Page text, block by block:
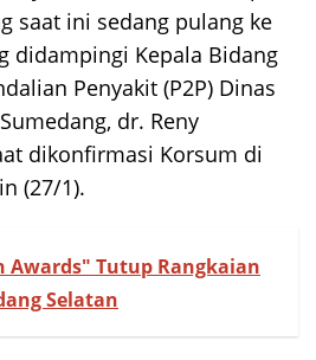
saat ini sedang pulang ke
didampingi Kepala Bidang
Penyakit (P2P) Dinas
dr. Reny
dikonfirmasi Korsum di
(27/1).
Awards" Tutup Rangkaian
Selatan